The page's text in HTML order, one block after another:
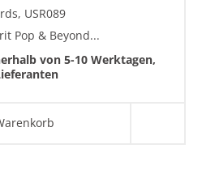
USR089
Pop & Beyond...
von 5-10 Werktagen,